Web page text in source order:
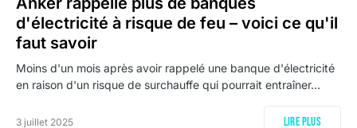
d'électricité à risque de feu – voici ce qu'il
faut savoir
Moins d'un mois après avoir rappelé une banque d'électricité
en raison d'un risque de surchauffe qui pourrait entraîner…
3 juillet 2025 Lire plus